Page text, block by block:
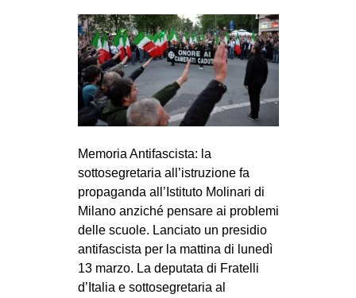
ms
SEARCH
Memoria Antifascista: la
sottosegretaria all’istruzione fa
propaganda all’Istituto Molinari di
Milano anziché pensare ai problemi
delle scuole. Lanciato un presidio
antifascista per la mattina di lunedì
13 marzo. La deputata di Fratelli
d’Italia e sottosegretaria al